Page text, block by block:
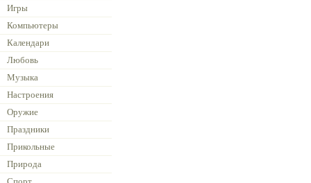
Игры
Компьютеры
Календари
Любовь
Музыка
Настроения
Оружие
Праздники
Прикольные
Природа